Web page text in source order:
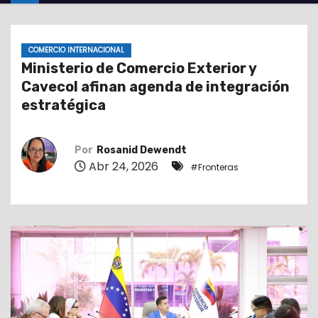
o
COMERCIO INTERNACIONAL
Ministerio de Comercio Exterior y
Cavecol afinan agenda de integración
estratégica
Por Rosanid Dewendt
Abr 24, 2026 #Fronteras